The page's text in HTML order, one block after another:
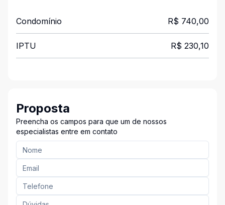
Condomínio R$ 740,00
IPTU R$ 230,10
Proposta
Preencha os campos para que um de nossos
especialistas entre em contato